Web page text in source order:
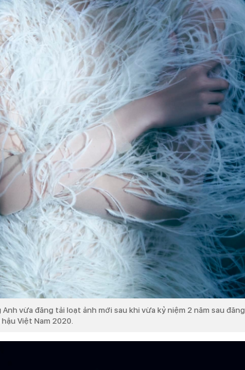
vừa đăng tải loạt ảnh mới sau khi vừa kỷ niệm 2 năm sau đăng
Việt Nam 2020.